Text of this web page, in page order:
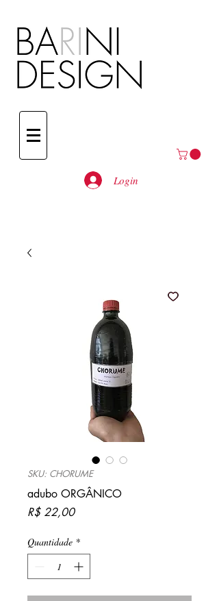
Login
SKU: CHORUME
adubo ORGÂNICO
R$ 22,00Preço
Quantidade *